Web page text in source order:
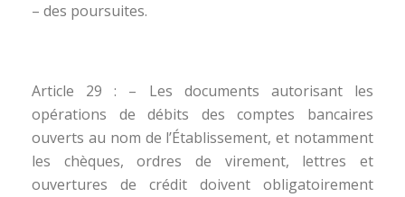
– des poursuites.
Article 29 : – Les documents autorisant les
opérations de débits des comptes bancaires
ouverts au nom de l’Établissement, et notamment
les chèques, ordres de virement, lettres et
ouvertures de crédit doivent obligatoirement